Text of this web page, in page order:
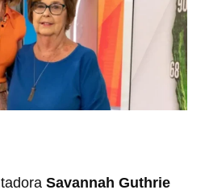
Savannah Guthrie